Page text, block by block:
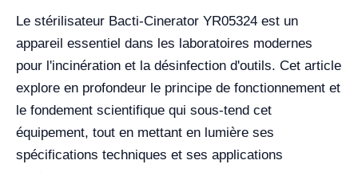
Le stérilisateur Bacti-Cinerator YR05324 est un
appareil essentiel dans les laboratoires modernes
pour l'incinération et la désinfection d'outils. Cet article
explore en profondeur le principe de fonctionnement et
le fondement scientifique qui sous-tend cet
équipement, tout en mettant en lumière ses
spécifications techniques et ses applications